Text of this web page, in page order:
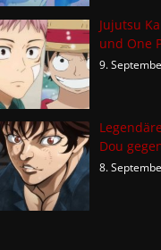
Jujutsu
und One
9.
Dou
8.